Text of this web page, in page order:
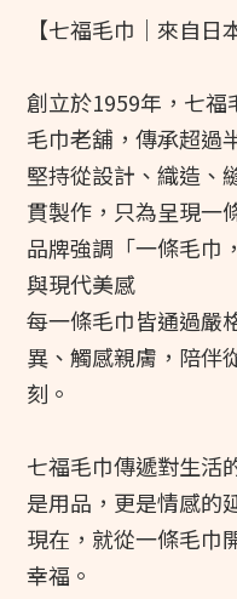
【七福毛巾｜來自日
創立於1959年，七福
毛巾老舖，傳承超過
堅持從設計、織造、
貫製作，只為呈現一
品牌強調「一條毛巾
與現代美感
每一條毛巾皆通過嚴
異、觸感親膚，陪伴
刻。
七福毛巾傳遞對生活
是用品，更是情感的
現在，就從一條毛巾
幸福。